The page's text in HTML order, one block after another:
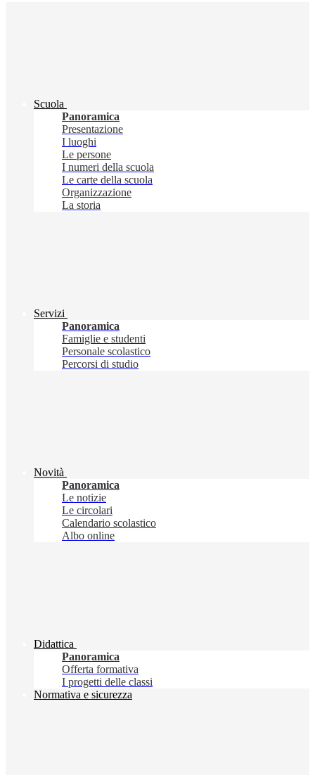
Scuola
Panoramica
Presentazione
I luoghi
Le persone
I numeri della scuola
Le carte della scuola
Organizzazione
La storia
Servizi
Panoramica
Famiglie e studenti
Personale scolastico
Percorsi di studio
Novità
Panoramica
Le notizie
Le circolari
Calendario scolastico
Albo online
Didattica
Panoramica
Offerta formativa
I progetti delle classi
Normativa e sicurezza